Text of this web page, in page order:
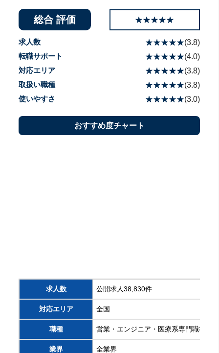
総合 評価 ☆☆☆☆☆
★★★★★
求人数 ☆☆☆☆☆
★★★★★(3.8)
転職サポート
☆☆☆☆☆
★★★★★(4.0)
対応エリア
☆☆☆☆☆
★★★★★(3.8)
取扱い職種
☆☆☆☆☆
★★★★★(3.8)
使いやすさ
☆☆☆☆☆
★★★★★(3.0)
おすすめ度チャート
求人数 公開求人38,830件
対応エリア 全国
職種 営業・エンジニア・医療系専門職等
業界 全業界